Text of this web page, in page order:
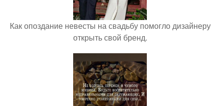
Как опоздание невесты на свадьбу помогло дизайнеру
открыть свой бренд.